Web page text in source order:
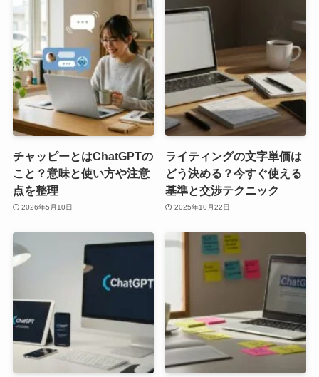
チャッピーとはChatGPTの
こと？意味と使い方や注意
点を整理
2026年5月10日
ライティングの文字単価は
どう決める？今すぐ使える
基準と交渉テクニック
2025年10月22日